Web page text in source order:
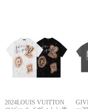
2024LOUIS VUITTON